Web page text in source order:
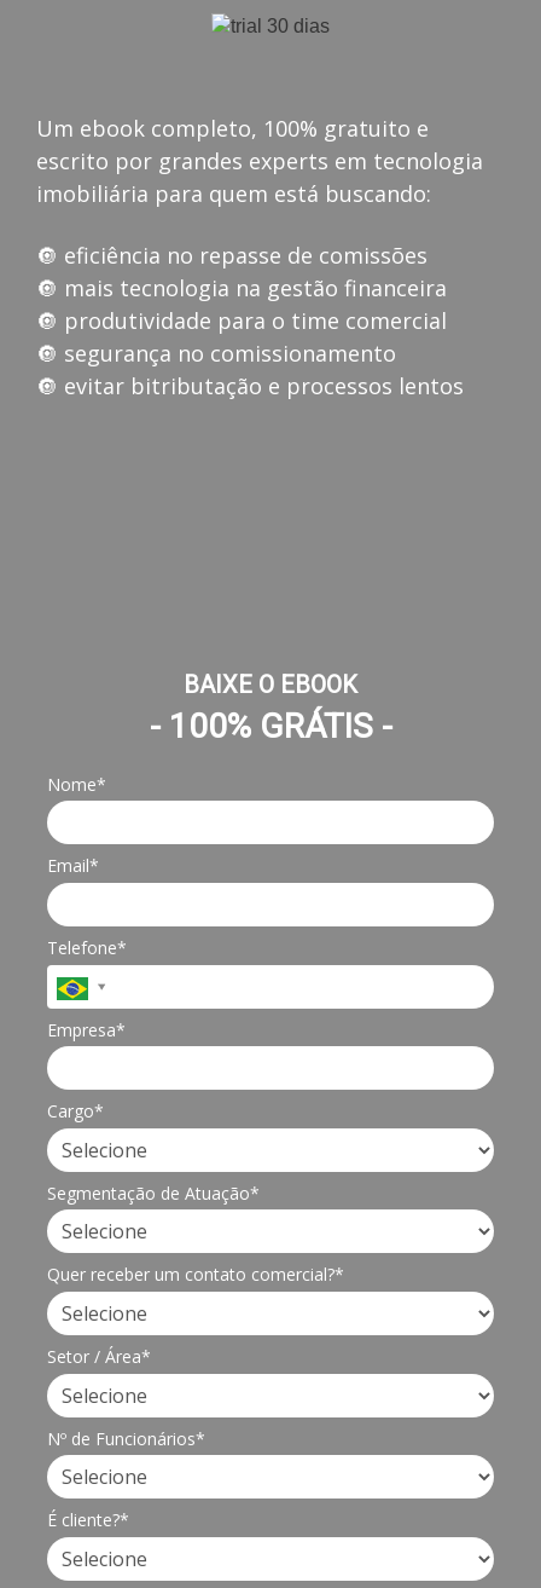
Um ebook completo, 100% gratuito e
escrito por grandes experts em tecnologia
imobiliária para quem está buscando:
🔘 eficiência no repasse de comissões
🔘 mais tecnologia na gestão financeira
🔘 produtividade para o time comercial
🔘 segurança no comissionamento
🔘 evitar bitributação e processos lentos
BAIXE O EBOOK
- 100% GRÁTIS -
Nome*
Email*
Telefone*
Empresa*
Cargo*
Segmentação de Atuação*
Quer receber um contato comercial?*
Setor / Área*
Nº de Funcionários*
É cliente?*